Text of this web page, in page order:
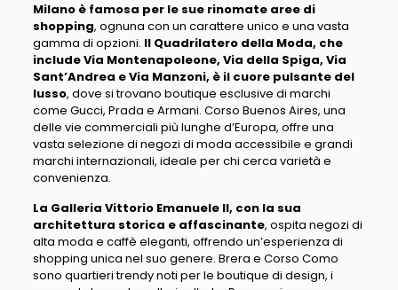
Milano è famosa per le sue rinomate aree di
shopping, ognuna con un carattere unico e una vasta
gamma di opzioni. Il Quadrilatero della Moda, che
include Via Montenapoleone, Via della Spiga, Via
Sant’Andrea e Via Manzoni, è il cuore pulsante del
lusso, dove si trovano boutique esclusive di marchi
come Gucci, Prada e Armani. Corso Buenos Aires, una
delle vie commerciali più lunghe d’Europa, offre una
vasta selezione di negozi di moda accessibile e grandi
marchi internazionali, ideale per chi cerca varietà e
convenienza.
La Galleria Vittorio Emanuele II, con la sua
architettura storica e affascinante, ospita negozi di
alta moda e caffè eleganti, offrendo un’esperienza di
shopping unica nel suo genere. Brera e Corso Como
sono quartieri trendy noti per le boutique di design, i